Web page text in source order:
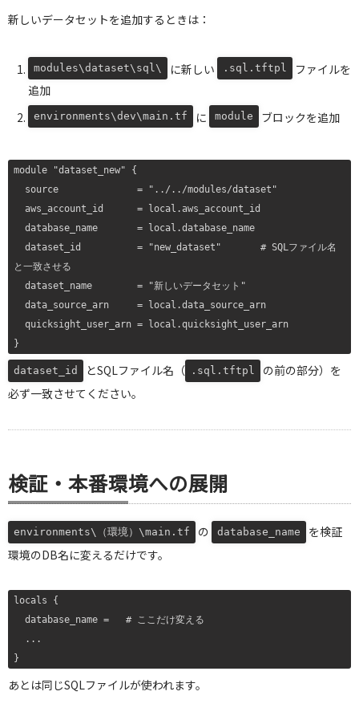
新しいデータセットを追加するときは：
modules\dataset\sql\ に新しい .sql.tftpl
ファイルを
追加
environments\dev\main.tf に module ブロックを追加
module "dataset_new" {
と一致させる
dataset_id とSQLファイル名（ .sql.tftpl
の前の部分）を
必ず一致させてください。
検証・本番環境への展開
environments\（環境）\main.tf の database_name
を検証
環境のDB名に変えるだけです。
locals {
あとは同じSQLファイルが使われます。